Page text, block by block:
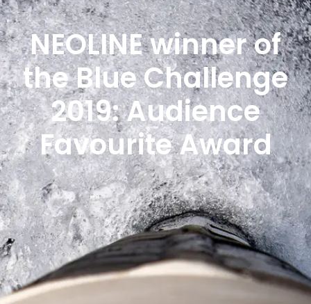
NEOLINE winner of
the Blue Challenge
2019: Audience
Favourite Award